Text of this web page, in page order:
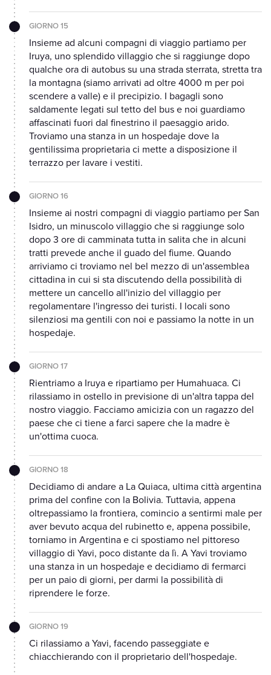
GIORNO 15
Insieme ad alcuni compagni di viaggio partiamo per
Iruya, uno splendido villaggio che si raggiunge dopo
qualche ora di autobus su una strada sterrata, stretta tra
la montagna (siamo arrivati ad oltre 4000 m per poi
scendere a valle) e il precipizio. I bagagli sono
saldamente legati sul tetto del bus e noi guardiamo
affascinati fuori dal finestrino il paesaggio arido.
Troviamo una stanza in un hospedaje dove la
gentilissima proprietaria ci mette a disposizione il
terrazzo per lavare i vestiti.
GIORNO 16
Insieme ai nostri compagni di viaggio partiamo per San
Isidro, un minuscolo villaggio che si raggiunge solo
dopo 3 ore di camminata tutta in salita che in alcuni
tratti prevede anche il guado del fiume. Quando
arriviamo ci troviamo nel bel mezzo di un'assemblea
cittadina in cui si sta discutendo della possibilità di
mettere un cancello all'inizio del villaggio per
regolamentare l'ingresso dei turisti. I locali sono
silenziosi ma gentili con noi e passiamo la notte in un
hospedaje.
GIORNO 17
Rientriamo a Iruya e ripartiamo per Humahuaca. Ci
rilassiamo in ostello in previsione di un'altra tappa del
nostro viaggio. Facciamo amicizia con un ragazzo del
paese che ci tiene a farci sapere che la madre è
un'ottima cuoca.
GIORNO 18
Decidiamo di andare a La Quiaca, ultima città argentina
prima del confine con la Bolivia. Tuttavia, appena
oltrepassiamo la frontiera, comincio a sentirmi male per
aver bevuto acqua del rubinetto e, appena possibile,
torniamo in Argentina e ci spostiamo nel pittoreso
villaggio di Yavi, poco distante da lì. A Yavi troviamo
una stanza in un hospedaje e decidiamo di fermarci
per un paio di giorni, per darmi la possibilità di
riprendere le forze.
GIORNO 19
Ci rilassiamo a Yavi, facendo passeggiate e
chiacchierando con il proprietario dell'hospedaje.